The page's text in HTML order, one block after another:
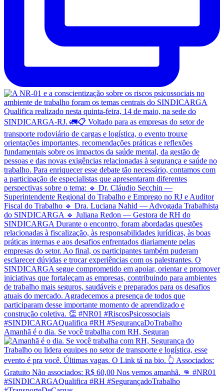
Amanhã é o dia. Se você trabalha com RH, Seguran